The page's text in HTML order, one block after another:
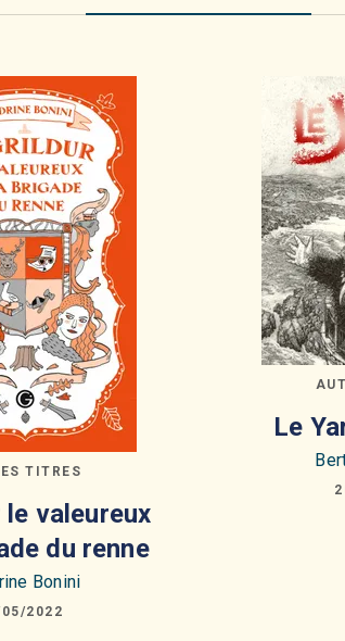
TITRES
valeureux
du renne
Bonini
2022
Le